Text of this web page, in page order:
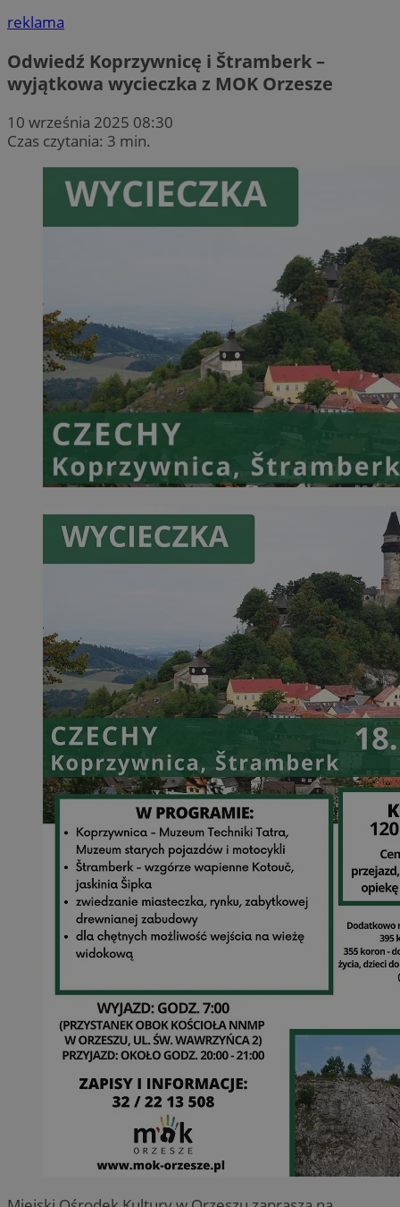
reklama
Odwiedź Koprzywnicę i Štramberk –
wyjątkowa wycieczka z MOK Orzesze
10 września 2025 08:30
Czas czytania: 3 min.